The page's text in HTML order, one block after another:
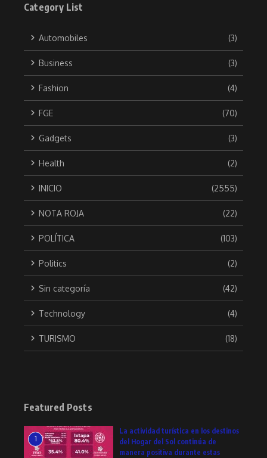
Category List
Automobiles (3)
Business (3)
Fashion (4)
FGE (70)
Gadgets (3)
Health (2)
INICIO (2555)
NOTA ROJA (22)
POLÍTICA (103)
Politics (2)
Sin categoría (42)
Technology (4)
TURISMO (18)
Featured Posts
1
La actividad turística en los destinos
del Hogar del Sol continúa de
manera positiva durante estas